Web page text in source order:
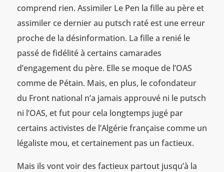
comprend rien. Assimiler Le Pen la fille au père et
assimiler ce dernier au putsch raté est une erreur
proche de la désinformation. La fille a renié le
passé de fidélité à certains camarades
d’engagement du père. Elle se moque de l’OAS
comme de Pétain. Mais, en plus, le cofondateur
du Front national n’a jamais approuvé ni le putsch
ni l’OAS, et fut pour cela longtemps jugé par
certains activistes de l’Algérie française comme un
légaliste mou, et certainement pas un factieux.
Mais ils vont voir des factieux partout jusqu’à la